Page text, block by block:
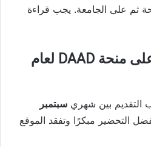
ثم على الجامعة. يجب قراءة
5. متى يبدأ التقديم على منحة DAAD لعام
سبتمبر
التحضير مبكرًا وتفقد الموقع